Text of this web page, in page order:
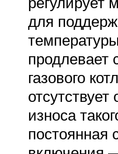
для
продлевает
газового
износа
постоянная